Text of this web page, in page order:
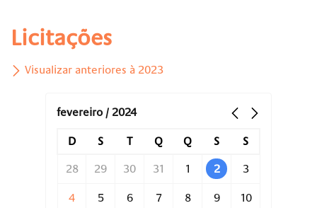
Licitações
Visualizar anteriores à 2023
fevereiro / 2024
D S T Q Q S S
28 29 30 31 1 2 3
4 5 6 7 8 9 10